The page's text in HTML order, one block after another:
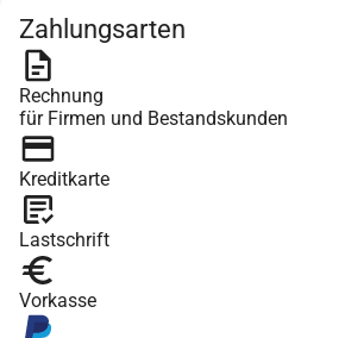
Zahlungsarten
Rechnung
für Firmen und Bestandskunden
Kreditkarte
Lastschrift
Vorkasse